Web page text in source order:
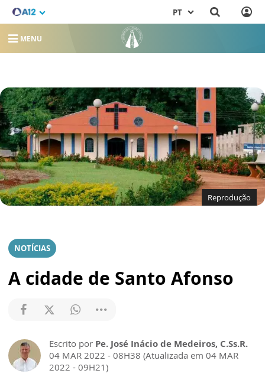
PT
MENU
Reprodução
NOTÍCIAS
A cidade de Santo Afonso
Escrito por Pe. José Inácio de Medeiros, C.Ss.R.
04 MAR 2022 - 08H38 (Atualizada em 04 MAR
2022 - 09H21)